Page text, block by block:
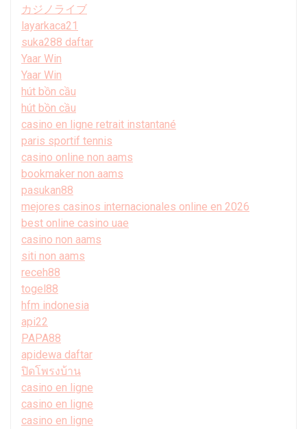
カジノライブ
layarkaca21
suka288 daftar
Yaar Win
Yaar Win
hút bồn cầu
hút bồn cầu
casino en ligne retrait instantané
paris sportif tennis
casino online non aams
bookmaker non aams
pasukan88
mejores casinos internacionales online en 2026
best online casino uae
casino non aams
siti non aams
receh88
togel88
hfm indonesia
api22
PAPA88
apidewa daftar
ปิดโพรงบ้าน
casino en ligne
casino en ligne
casino en ligne